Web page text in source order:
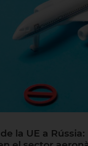
la UE a Rússia: